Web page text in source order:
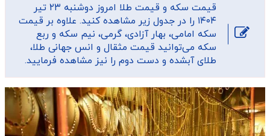
قیمت سکه و قیمت طلا امروز دوشنبه ۲۳ تیر
۱۴۰۴ را در جدول زیر مشاهده کنید. علاوه بر قیمت
سکه امامی، بهار آزادی، گرمی، نیم سکه و ربع
سکه می‌توانید قیمت مثقال و انس جهانی طلا،
طلای آبشده و دست دوم را نیز مشاهده فرمایید.